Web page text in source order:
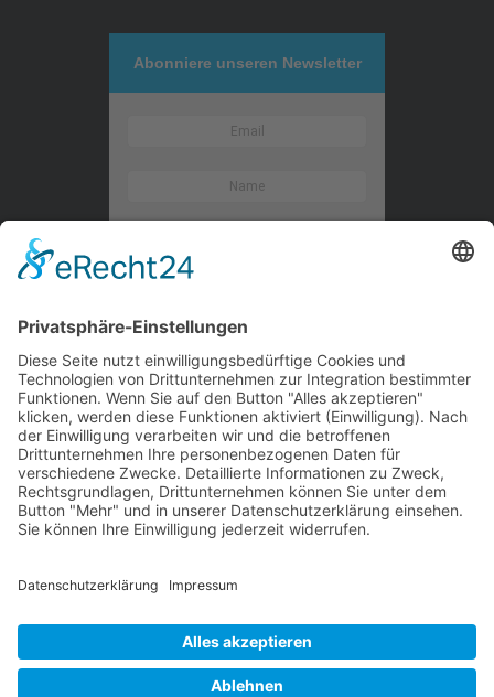
Abonniere unseren Newsletter
Kontaktieren Sie uns
WalBee
Bizzmade GmbH
Gießereistraße 29
83022 Rosenheim
Tel.:+49 8031 282 09 50
Web:
www.walbee.de